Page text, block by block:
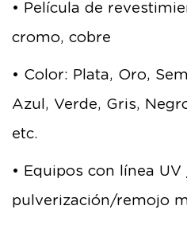
• Película de
cromo, cobre
• Color: Plata, Oro,
Azul, Verde, Gris,
etc.
• Equipos con línea
pulverización/remojo